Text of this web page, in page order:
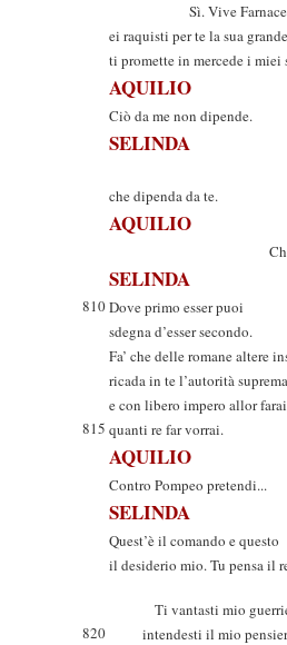
Sì. Vive Farnace e
ei raquisti per te la sua
ti promette in mercede i miei
AQUILIO
Ciò da me non dipende.
SELINDA
E tu
che dipenda da te.
AQUILIO
Che mai far
SELINDA
810Dove primo esser puoi
sdegna d’esser secondo.
Fa’ che delle romane altere
ricada in te l’autorità suprema
e con libero impero allor farai
815 quanti re far vorrai.
AQUILIO
Contro Pompeo pretendi...
SELINDA
Quest’è il comando e questo
il desiderio mio. Tu pensa il
Ti vantasti mio
820
intendesti il mio